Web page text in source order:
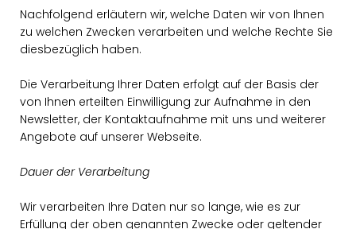
Nachfolgend erläutern wir, welche Daten wir von Ihnen
zu welchen Zwecken verarbeiten und welche Rechte Sie
diesbezüglich haben.
Die Verarbeitung Ihrer Daten erfolgt auf der Basis der
von Ihnen erteilten Einwilligung zur Aufnahme in den
Newsletter, der Kontaktaufnahme mit uns und weiterer
Angebote auf unserer Webseite.
Dauer der Verarbeitung
Wir verarbeiten Ihre Daten nur so lange, wie es zur
Erfüllung der oben genannten Zwecke oder geltender